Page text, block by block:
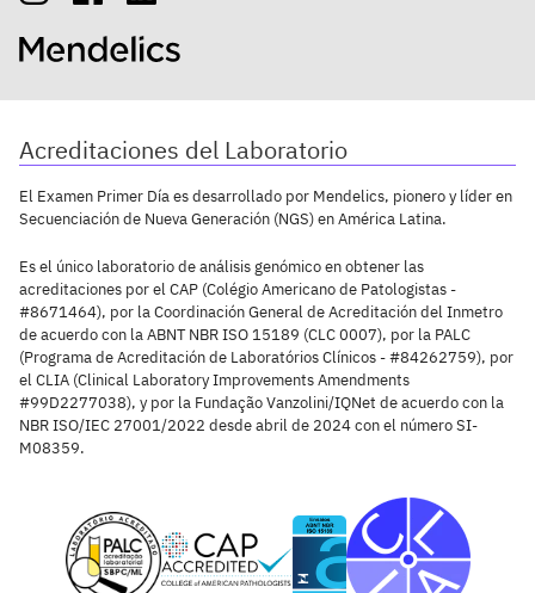
Acreditaciones del Laboratorio
El Examen Primer Día es desarrollado por Mendelics, pionero y líder en
Secuenciación de Nueva Generación (NGS) en América Latina.
Es el único laboratorio de análisis genómico en obtener las
acreditaciones por el CAP (Colégio Americano de Patologistas -
#8671464), por la Coordinación General de Acreditación del Inmetro
de acuerdo con la ABNT NBR ISO 15189 (CLC 0007), por la PALC
(Programa de Acreditación de Laboratórios Clínicos - #84262759), por
el CLIA (Clinical Laboratory Improvements Amendments
#99D2277038), y por la Fundação Vanzolini/IQNet de acuerdo con la
NBR ISO/IEC 27001/2022 desde abril de 2024 con el número SI-
M08359.